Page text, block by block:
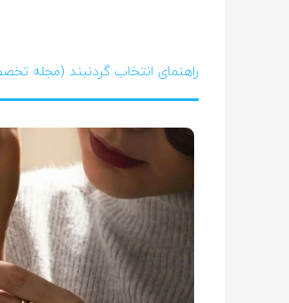
راهنمای انتخاب گردنبند (مجله